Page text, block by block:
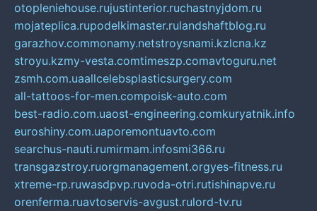
otopleniehouse.rujustinterior.ruchastnyjdom.ru
mojateplica.rupodelkimaster.rulandshaftblog.ru
garazhov.commonamy.netstroysnami.kzlcna.kz
stroyu.kzmy-vesta.comtimeszp.comavtoguru.net
zsmh.com.uaallcelebsplasticsurgery.com
all-tattoos-for-men.compoisk-auto.com
best-radio.com.uaost-engineering.comkuryatnik.info
euroshiny.com.uaporemontuavto.com
searchus-nauti.rumirmam.infosmi366.ru
transgazstroy.ruorgmanagement.orgyes-fitness.ru
xtreme-rp.ruwasdpvp.ruvoda-otri.rutishinapve.ru
orenferma.ruavtoservis-avgust.rulord-tv.ru